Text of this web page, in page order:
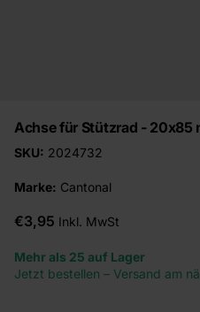
Achse für Stützrad - 20x85
SKU: 2024732
Marke: Cantonal
€3,95 Inkl. MwSt
Mehr als 25 auf Lager
Jetzt bestellen – Versand am